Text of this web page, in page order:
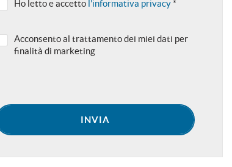
Ho letto e accetto l'informativa privacy *
Acconsento al trattamento dei miei dati per
finalità di marketing
INVIA